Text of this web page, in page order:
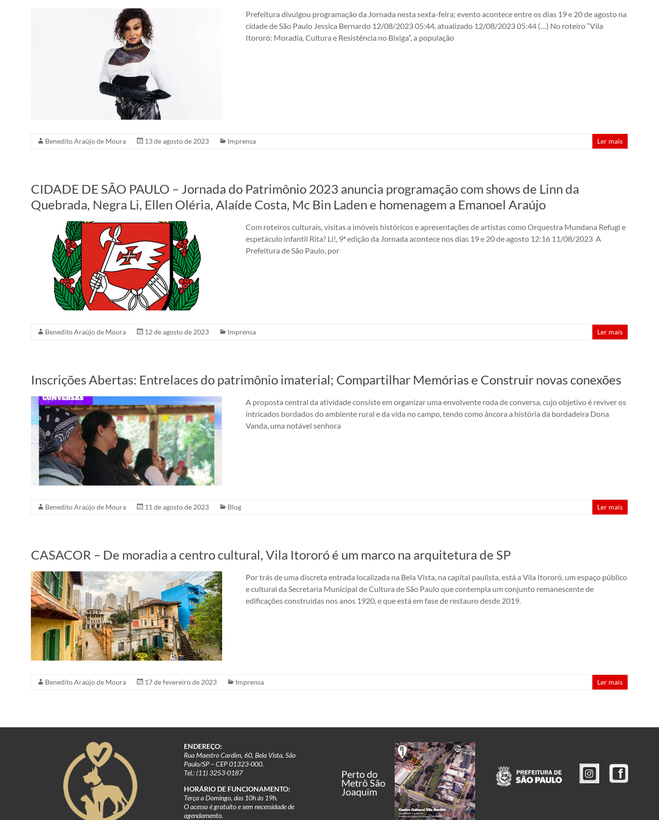
Prefeitura divulgou programação da Jornada nesta sexta-feira; evento acontece entre os dias 19 e 20 de agosto na
cidade de São Paulo Jessica Bernardo 12/08/2023 05:44, atualizado 12/08/2023 05:44 (…) No roteiro “Vila
Itororó: Moradia, Cultura e Resistência no Bixiga”, a população
Benedito Araújo de Moura 13 de agosto de 2023 Imprensa Ler mais
CIDADE DE SÃO PAULO – Jornada do Patrimônio 2023 anuncia programação com shows de Linn da
Quebrada, Negra Li, Ellen Oléria, Alaíde Costa, Mc Bin Laden e homenagem a Emanoel Araújo
Com roteiros culturais, visitas a imóveis históricos e apresentações de artistas como Orquestra Mundana Refugi e
espetáculo infantil Rita? Li!, 9ª edição da Jornada acontece nos dias 19 e 20 de agosto 12:16 11/08/2023 A
Prefeitura de São Paulo, por
Benedito Araújo de Moura 12 de agosto de 2023 Imprensa Ler mais
Inscrições Abertas: Entrelaces do patrimônio imaterial; Compartilhar Memórias e Construir novas conexões
A proposta central da atividade consiste em organizar uma envolvente roda de conversa, cujo objetivo é reviver os
intricados bordados do ambiente rural e da vida no campo, tendo como âncora a história da bordadeira Dona
Vanda, uma notável senhora
Benedito Araújo de Moura 11 de agosto de 2023 Blog Ler mais
CASACOR – De moradia a centro cultural, Vila Itororó é um marco na arquitetura de SP
Por trás de uma discreta entrada localizada na Bela Vista, na capital paulista, está a Vila Itororó, um espaço público
e cultural da Secretaria Municipal de Cultura de São Paulo que contempla um conjunto remanescente de
edificações construídas nos anos 1920, e que está em fase de restauro desde 2019.
Benedito Araújo de Moura 17 de fevereiro de 2023 Imprensa Ler mais
ENDEREÇO:
Rua Maestro Cardim, 60, Bela Vista, São
Paulo/SP – CEP 01323-000.
Tel.: (11) 3253-0187
HORÁRIO DE FUNCIONAMENTO:
Terça a Domingo, das 10h às 19h.
O acesso é gratuito e sem necessidade de
agendamento.
Perto do
Metrô São
Joaquim